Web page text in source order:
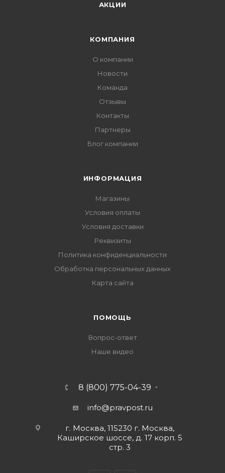
АКЦИИ
КОМПАНИЯ
О компании
Новости
Команда
Отзывы
Контакты
Партнеры
Блог компании
ИНФОРМАЦИЯ
Магазины
Условия оплаты
Условия доставки
Реквизиты
Политика конфиденциальности
Обработка персональных данных
Карта сайта
ПОМОЩЬ
Вопрос-ответ
Наше видео
8 (800) 775-04-39
info@pravpost.ru
г. Москва, 115230 г. Москва,
Каширское шоссе, д. 17 корп. 5
стр. 3